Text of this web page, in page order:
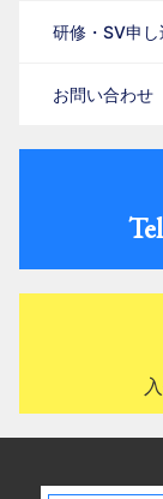
研修・SV申し
お問い合わせ
Tel